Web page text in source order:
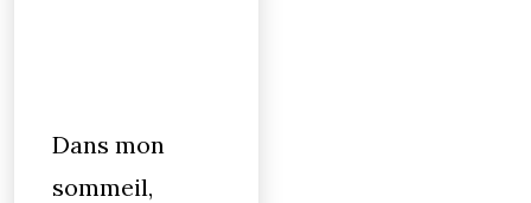
Dans mon
sommeil,